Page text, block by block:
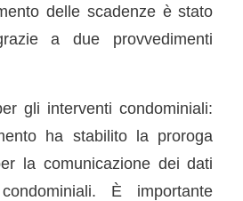
delle scadenze è stato
a due provvedimenti
gli interventi condominiali:
ha stabilito la proroga
la comunicazione dei dati
È importante